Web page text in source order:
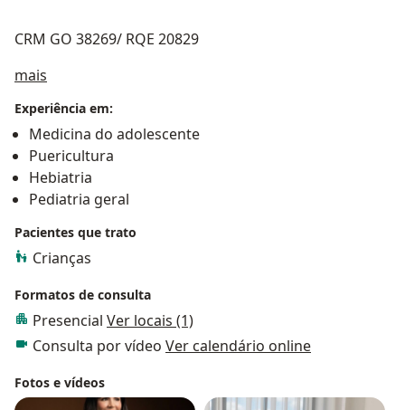
CRM GO 38269/ RQE 20829
mais
Experiência em:
Medicina do adolescente
Puericultura
Hebiatria
Pediatria geral
Pacientes que trato
Crianças
Formatos de consulta
Presencial Ver locais (1)
Consulta por vídeo Ver calendário online
Fotos e vídeos